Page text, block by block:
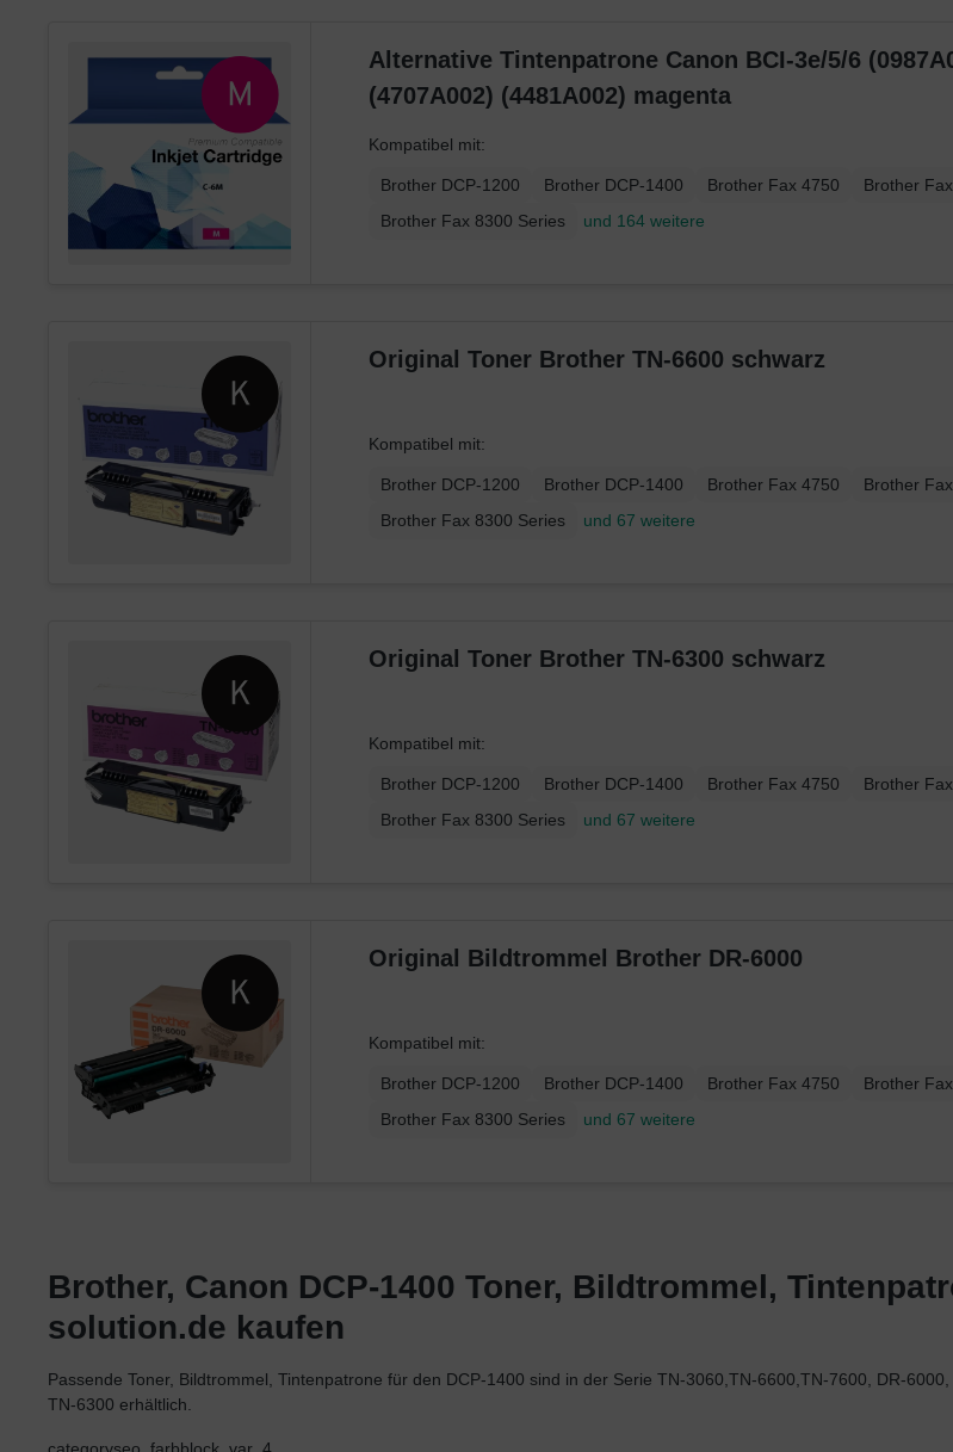
Alternative Tintenpatrone Canon BCI-3e/5/6
(4707A002) (4481A002) magenta
Kompatibel mit:
Brother DCP-1200 Brother DCP-1400 Brother Fax 4750
Brother
Brother Fax 8300 Series
und 164 weitere
Original Toner Brother TN-6600 schwarz
Kompatibel mit:
Brother DCP-1200 Brother DCP-1400 Brother Fax 4750
Brother
Brother Fax 8300 Series
und 67 weitere
Original Toner Brother TN-6300 schwarz
Kompatibel mit:
Brother DCP-1200 Brother DCP-1400 Brother Fax 4750
Brother
Brother Fax 8300 Series
und 67 weitere
Original Bildtrommel Brother DR-6000
Kompatibel mit:
Brother DCP-1200 Brother DCP-1400 Brother Fax 4750
Brother
Brother Fax 8300 Series
und 67 weitere
Brother, Canon DCP-1400 Toner, Bildtrommel,
solution.de kaufen
Passende Toner, Bildtrommel, Tintenpatrone für den DCP-1400 sind in der Serie TN-3060,TN-6600,TN-7600, DR-
TN-6300 erhältlich.